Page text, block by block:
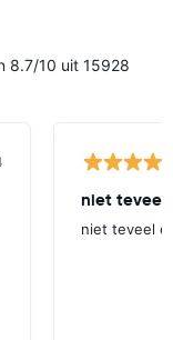
8.7/10 uit 15928
niet teveel
niet teveel